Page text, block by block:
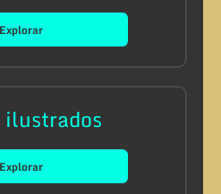
Explorar
Explorar